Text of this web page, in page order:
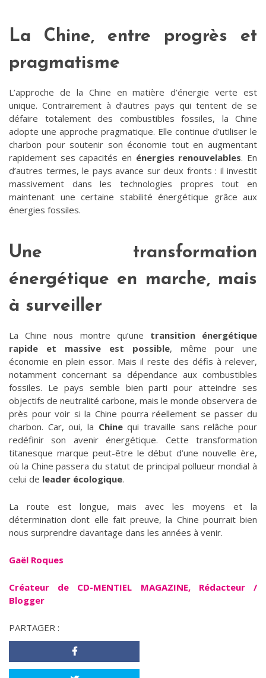
La Chine, entre progrès et
pragmatisme
L’approche de la Chine en matière d’énergie verte est
unique. Contrairement à d’autres pays qui tentent de se
défaire totalement des combustibles fossiles, la Chine
adopte une approche pragmatique. Elle continue d’utiliser le
charbon pour soutenir son économie tout en augmentant
rapidement ses capacités en énergies renouvelables. En
d’autres termes, le pays avance sur deux fronts : il investit
massivement dans les technologies propres tout en
maintenant une certaine stabilité énergétique grâce aux
énergies fossiles.
Une transformation
énergétique en marche, mais
à surveiller
La Chine nous montre qu’une transition énergétique
rapide et massive est possible, même pour une
économie en plein essor. Mais il reste des défis à relever,
notamment concernant sa dépendance aux combustibles
fossiles. Le pays semble bien parti pour atteindre ses
objectifs de neutralité carbone, mais le monde observera de
près pour voir si la Chine pourra réellement se passer du
charbon. Car, oui, la Chinequi travaille sans relâche pour
redéfinir son avenir énergétique. Cette transformation
titanesque marque peut-être le début d’une nouvelle ère,
où la Chine passera du statut de principal pollueur mondial à
celui de leader écologique.
La route est longue, mais avec les moyens et la
détermination dont elle fait preuve, la Chine pourrait bien
nous surprendre davantage dans les années à venir.
Gaël Roques
Créateur de CD-MENTIEL MAGAZINE, Rédacteur /
Blogger
PARTAGER :